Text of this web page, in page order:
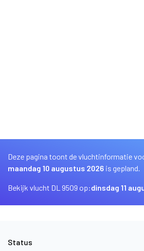
Deze pagina toont de vluchtinformatie
maandag 10 augustus 2026 is gepland.
Bekijk vlucht DL 9509 op:dinsdag 11
Status